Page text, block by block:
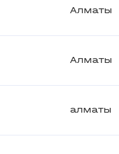
Алматы
Алматы
алматы